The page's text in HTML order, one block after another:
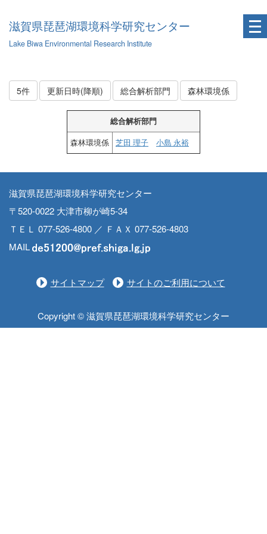
滋賀県琵琶湖環境科学研究センター
Lake Biwa Environmental Research Institute
5件 更新日時(降順) 総合解析部門 森林環境係
総合解析部門
森林環境係
芝田 理子 小島 永裕
滋賀県琵琶湖環境科学研究センター
〒520-0022 大津市柳が崎5-34
ＴＥＬ 077-526-4800 ／ ＦＡＸ 077-526-4803
MAIL
サイトマップ サイトのご利用について
Copyright © 滋賀県琵琶湖環境科学研究センター